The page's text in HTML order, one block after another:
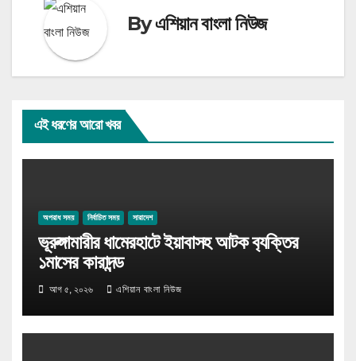
Byএশিয়ান বাংলা নিউজ
এই ধরণের আরো খবর
অপরাধ সময় নির্বাচিত সময় সারাদেশ
ভূরুঙ্গামারীর ধামেরহাটে ইয়াবাসহ আটক ব‍্যক্তির
১মাসের কারাদন্ড
আগ ৫, ২০২৬ এশিয়ান বাংলা নিউজ